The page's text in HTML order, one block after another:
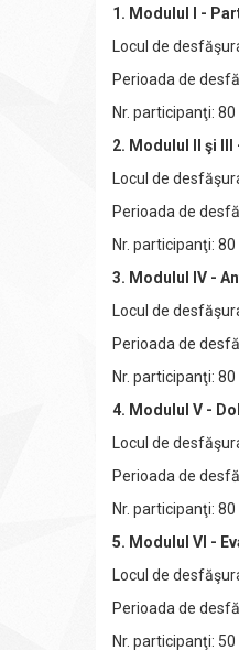
1. Modulul I -
Locul de
Perioada de
Nr. participanţi:
2. Modulul II şi
Locul de
Perioada de
Nr. participanţi:
3. Modulul IV -
Locul de
Perioada de
Nr. participanţi:
4. Modulul V -
Locul de
Perioada de
Nr. participanţi:
5. Modulul VI -
Locul de
Perioada de
Nr. participanţi: